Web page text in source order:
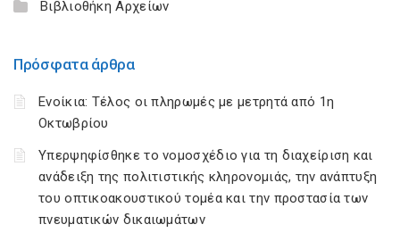
Βιβλιοθήκη Αρχείων
Πρόσφατα άρθρα
Ενοίκια: Τέλος οι πληρωμές με μετρητά από 1η
Οκτωβρίου
Υπερψηφίσθηκε το νομοσχέδιο για τη διαχείριση και
ανάδειξη της πολιτιστικής κληρονομιάς, την ανάπτυξη
του οπτικοακουστικού τομέα και την προστασία των
πνευματικών δικαιωμάτων